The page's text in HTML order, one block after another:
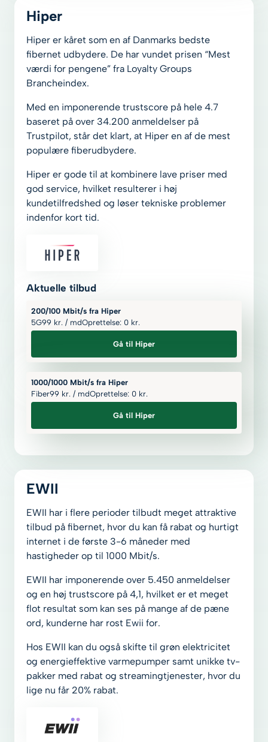
Hiper
Hiper er kåret som en af Danmarks bedste
fibernet udbydere. De har vundet prisen “Mest
værdi for pengene” fra Loyalty Groups
Brancheindex.
Med en imponerende trustscore på hele 4.7
baseret på over 34.200 anmeldelser på
Trustpilot, står det klart, at Hiper en af de mest
populære fiberudbydere.
Hiper er gode til at kombinere lave priser med
god service, hvilket resulterer i høj
kundetilfredshed og løser tekniske problemer
indenfor kort tid.
Aktuelle tilbud
200/100 Mbit/s fra Hiper
5G99 kr. / mdOprettelse: 0 kr.
Gå til Hiper
1000/1000 Mbit/s fra Hiper
Fiber99 kr. / mdOprettelse: 0 kr.
Gå til Hiper
EWII
EWII har i flere perioder tilbudt meget attraktive
tilbud på fibernet, hvor du kan få rabat og hurtigt
internet i de første 3-6 måneder med
hastigheder op til 1000 Mbit/s.
EWII har imponerende over 5.450 anmeldelser
og en høj trustscore på 4,1, hvilket er et meget
flot resultat som kan ses på mange af de pæne
ord, kunderne har rost Ewii for.
Hos EWII kan du også skifte til grøn elektricitet
og energieffektive varmepumper samt unikke tv-
pakker med rabat og streamingtjenester, hvor du
lige nu får 20% rabat.